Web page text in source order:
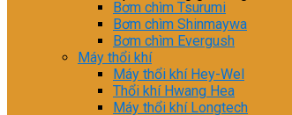
Bơm chìm Tsurumi
Bơm chìm Shinmaywa
Bơm chìm Evergush
Máy thổi khí
Máy thổi khí Hey-Wel
Thổi khí Hwang Hea
Máy thổi khí Longtech